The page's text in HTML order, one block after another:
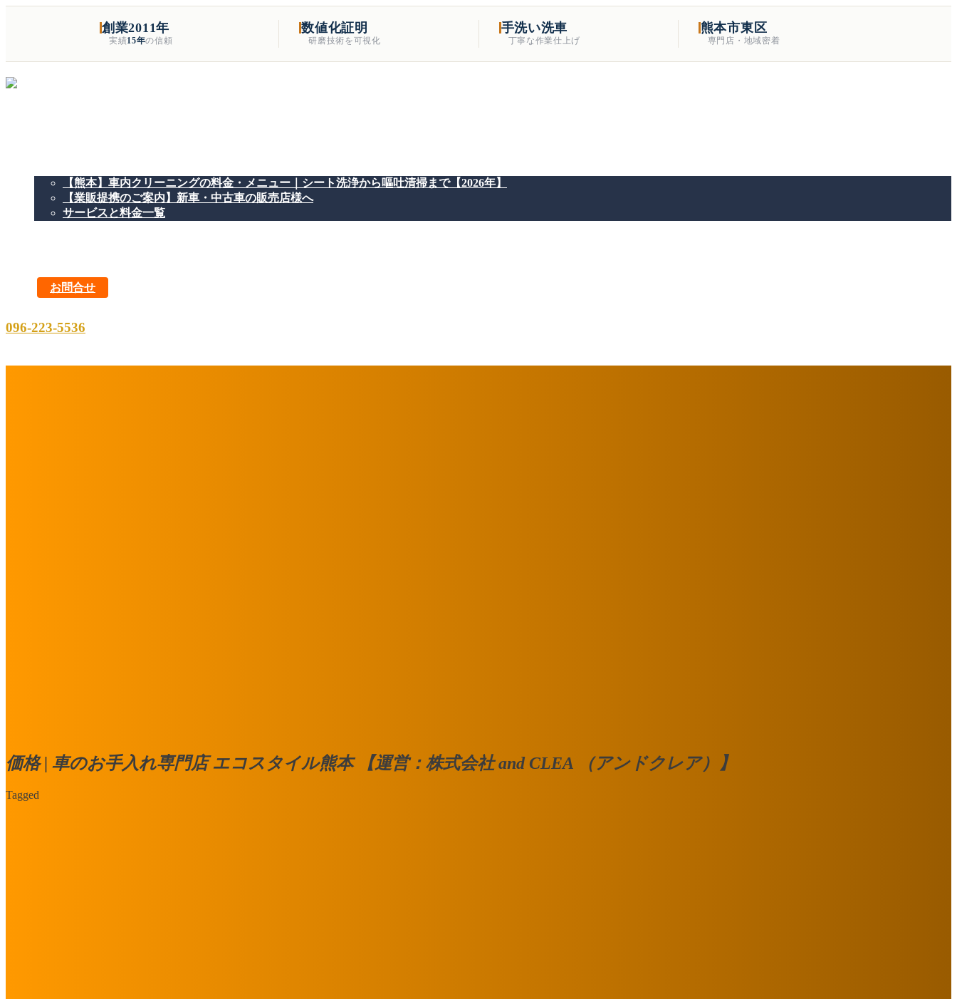
創業2011年
実績15年の信頼
数値化証明
研磨技術を可視化
手洗い洗車
丁寧な作業仕上げ
熊本市東区
専門店・地域密着
【熊本】車内クリーニングの料金・メニュー｜シート洗浄から嘔吐清掃まで【2026年】
【業販提携のご案内】新車・中古車の販売店様へ
サービスと料金一覧
お問合せ
096-223-5536
価格 | 車のお手入れ専門店 エコスタイル熊本 【運営：株式会社 and CLEA （アンドクレア）】
Tagged